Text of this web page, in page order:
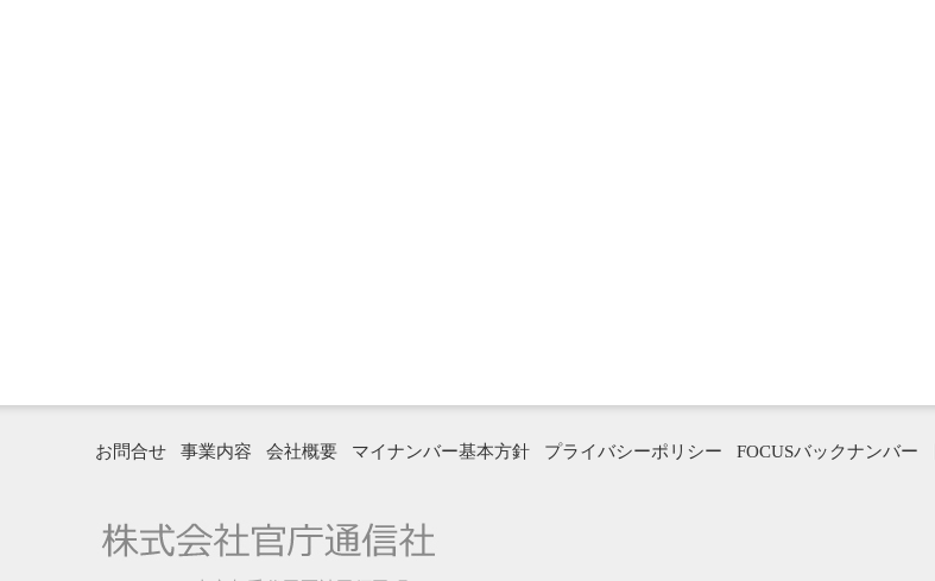
お問合せ 事業内容 会社概要 マイナンバー基本方針 プライバシーポリシー FOCUSバックナンバー